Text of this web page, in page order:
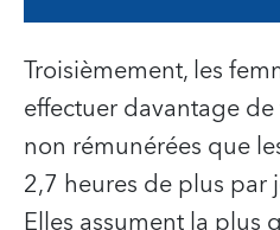
Troisièmement, les
effectuer davantage
non rémunérées que
2,7 heures de plus par